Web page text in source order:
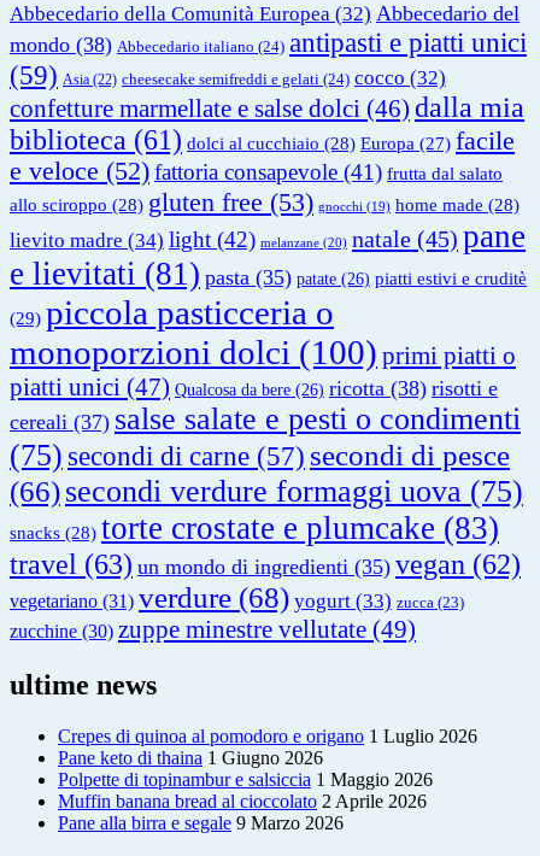
Abbecedario della Comunità Europea (32) Abbecedario del
mondo (38) Abbecedario italiano (24) antipasti e piatti unici
(59) Asia (22) cheesecake semifreddi e gelati (24) cocco (32)
confetture marmellate e salse dolci (46) dalla mia
biblioteca (61) dolci al cucchiaio (28) Europa (27) facile
e veloce (52)fattoria consapevole (41) frutta dal salato
allo sciroppo (28) gluten free (53) gnocchi (19) home made (28)
lievito madre (34) light (42) melanzane (20) natale (45) pane
e lievitati (81) pasta (35) patate (26) piatti estivi e cruditè
(29) piccola pasticceria o
monoporzioni dolci (100) primi piatti o
piatti unici (47) Qualcosa da bere (26) ricotta (38) risotti e
cereali (37) salse salate e pesti o condimenti
(75) secondi di carne (57) secondi di pesce
(66)secondi verdure formaggi uova (75)
snacks (28) torte crostate e plumcake (83)
travel (63) un mondo di ingredienti (35) vegan (62)
vegetariano (31) verdure (68) yogurt (33) zucca (23)
zucchine (30) zuppe minestre vellutate (49)
ultime news
Crepes di quinoa al pomodoro e origano 1 Luglio 2026
Pane keto di thaina 1 Giugno 2026
Polpette di topinambur e salsiccia 1 Maggio 2026
Muffin banana bread al cioccolato 2 Aprile 2026
Pane alla birra e segale 9 Marzo 2026